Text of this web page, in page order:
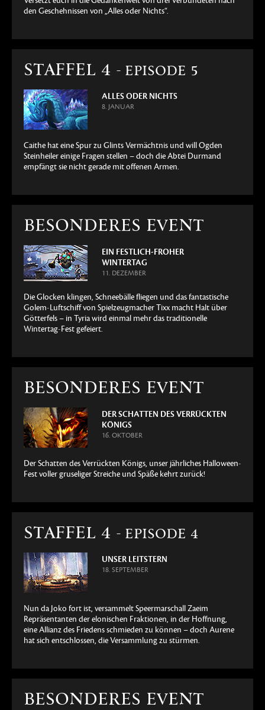
den Geschehnissen von „Alles oder Nichts“.
STAFFEL 4 - EPISODE 5
ALLES ODER NICHTS
8. JANUAR
Caithe hat eine Spur zu Glints Vermächtnis und will Ogden
Steinheiler einige Fragen stellen – doch die Abtei Durmand
empfängt sie nicht gerade mit offenen Armen.
BESONDERES EVENT
EIN FESTLICH-FROHER
WINTERTAG
11. DEZEMBER
Die Glocken klingen, Schneebälle fliegen und das fantastische
Golem-Luftschiff von Spielzeugmacher Tixx macht Halt über
Götterfels – in Tyria wird einmal mehr das traditionelle
Wintertag-Fest gefeiert.
BESONDERES EVENT
DER SCHATTEN DES VERRÜCKTEN
KÖNIGS
16. OKTOBER
Der Schatten des Verrückten Königs, unser jährliches Halloween-
Fest voller gruseliger Streiche und Späße kehrt zurück!
STAFFEL 4 - EPISODE 4
UNSER LEITSTERN
18. SEPTEMBER
Nun da Joko fort ist, versammelt Speermarschall Zaeim
Repräsentanten der elonischen Fraktionen, in der Hoffnung,
eine Allianz des Friedens schmieden zu können – doch Aurene
hat sich entschlossen, die Versammlung zu stürmen.
BESONDERES EVENT